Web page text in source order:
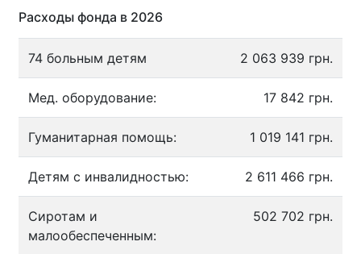
Расходы фонда в 2026
74 больным детям 2 063 939 грн.
Мед. оборудование: 17 842 грн.
Гуманитарная помощь: 1 019 141 грн.
Детям с инвалидностью: 2 611 466 грн.
Сиротам и
малообеспеченным:
502 702 грн.